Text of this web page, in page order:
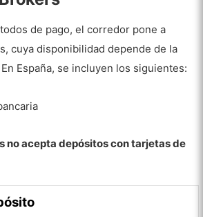
de pago, el corredor pone a
cuya disponibilidad depende de la
España, se incluyen los siguientes:
no acepta depósitos con tarjetas de